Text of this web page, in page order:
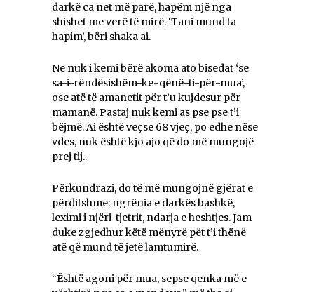
darkë ca net më parë, hapëm një nga
shishet me verë të mirë. ‘Tani mund ta
hapim’, bëri shaka ai.
Ne nuk i kemi bërë akoma ato bisedat ‘se
sa-i-rëndësishëm-ke-qënë-ti-për-mua’,
ose atë të amanetit për t’u kujdesur për
mamanë. Pastaj nuk kemi as pse pse t’i
bëjmë. Ai është veçse 68 vjeç, po edhe nëse
vdes, nuk është kjo ajo që do më mungojë
prej tij..
Përkundrazi, do të më mungojnë gjërat e
përditshme: ngrënia e darkës bashkë,
leximi i njëri-tjetrit, ndarja e heshtjes. Jam
duke zgjedhur këtë mënyrë pët t’i thënë
atë që mund të jetë lamtumirë.
“Është agoni për mua, sepse qenka më e